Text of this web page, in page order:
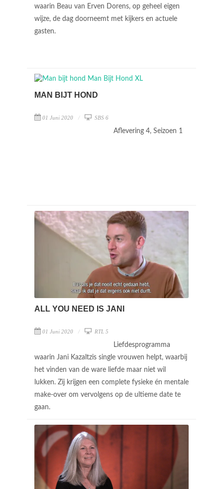
waarin Beau van Erven Dorens, op geheel eigen
wijze, de dag doorneemt met kijkers en actuele
gasten.
MAN BIJT HOND
01 Juni 2020 SBS 6
Aflevering 4, Seizoen 1
ALL YOU NEED IS JANI
01 Juni 2020 RTL 5
Liefdesprogramma
waarin Jani Kazaltzis single vrouwen helpt, waarbij
het vinden van de ware liefde maar niet wil
lukken. Zij krijgen een complete fysieke én mentale
make-over om vervolgens op de ultieme date te
gaan.